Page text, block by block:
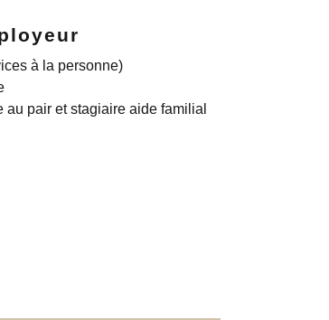
à la personne)
au pair et stagiaire aide familial